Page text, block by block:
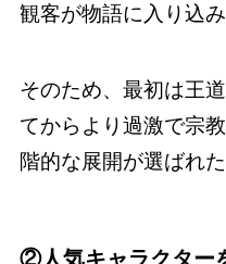
観客が物語に入り込
そのため、最初は王
てからより過激で宗
階的な展開が選ばれ
②人気キャラクター